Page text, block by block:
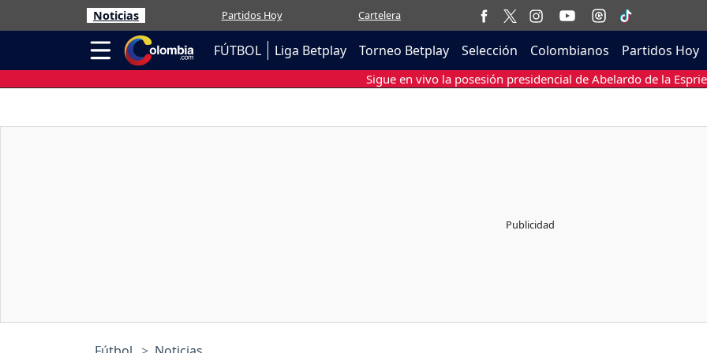
Noticias Partidos Hoy Cartelera
FÚTBOL Liga Betplay Torneo Betplay Selección Colombianos Partidos Hoy
Sigue en vivo la posesión presidencial de Abelardo de la